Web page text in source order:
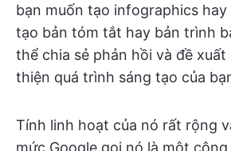
bạn muốn tạo infographics hay
tạo bản tóm tắt hay bản trình
thể chia sẻ phản hồi và đề xuất
thiện quá trình sáng tạo của
Tính linh hoạt của nó rất rộng
mức Google gọi nó là một